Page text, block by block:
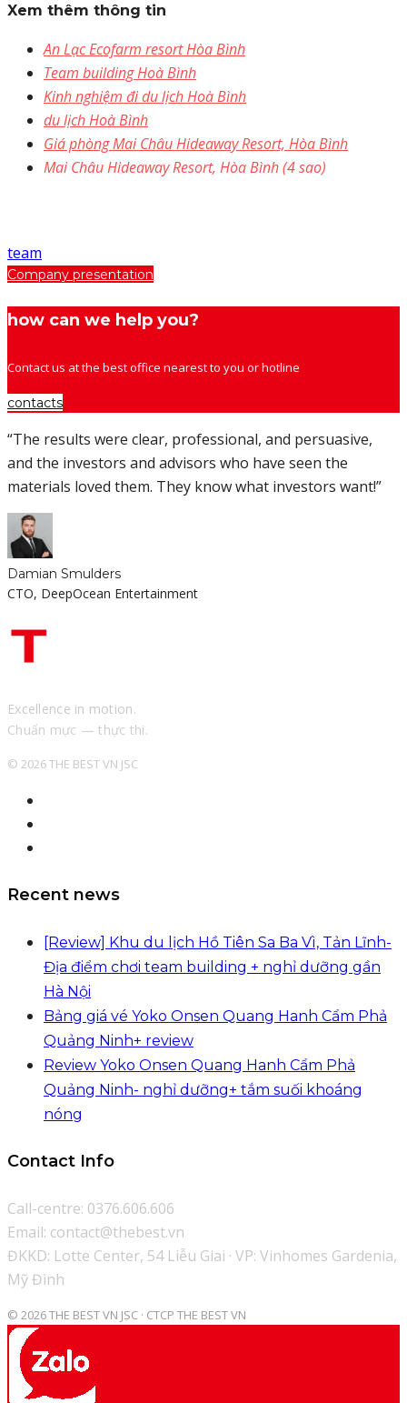
Xem thêm thông tin
An Lạc Ecofarm resort Hòa Bình
Team building Hoà Bình
Kinh nghiệm đi du lịch Hoà Bình
du lịch Hoà Bình
Giá phòng Mai Châu Hideaway Resort, Hòa Bình
Mai Châu Hideaway Resort, Hòa Bình (4 sao)
team
Company presentation
how can we help you?
Contact us at the best office nearest to you or hotline
contacts
“The results were clear, professional, and persuasive,
and the investors and advisors who have seen the
materials loved them. They know what investors want!”
Damian Smulders
CTO, DeepOcean Entertainment
Excellence in motion.
Chuẩn mực — thực thi.
© 2026 THE BEST VN JSC
Recent news
[Review] Khu du lịch Hồ Tiên Sa Ba Vì, Tản Lĩnh-
Địa điểm chơi team building + nghỉ dưỡng gần
Hà Nội
Bảng giá vé Yoko Onsen Quang Hanh Cẩm Phả
Quảng Ninh+ review
Review Yoko Onsen Quang Hanh Cẩm Phả
Quảng Ninh- nghỉ dưỡng+ tắm suối khoáng
nóng
Contact Info
Call-centre: 0376.606.606
Email: contact@thebest.vn
ĐKKD: Lotte Center, 54 Liễu Giai · VP: Vinhomes Gardenia,
Mỹ Đình
© 2026 THE BEST VN JSC · CTCP THE BEST VN